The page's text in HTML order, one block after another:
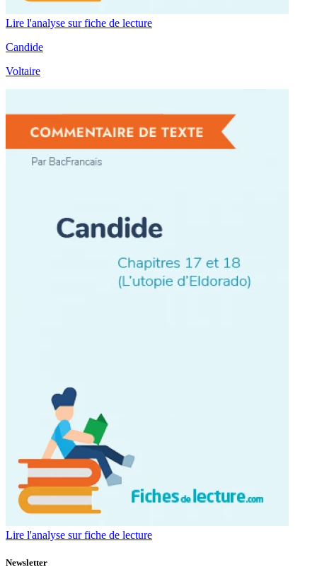
Lire l'analyse sur fiche de lecture
Candide
Voltaire
Lire l'analyse sur fiche de lecture
Newsletter